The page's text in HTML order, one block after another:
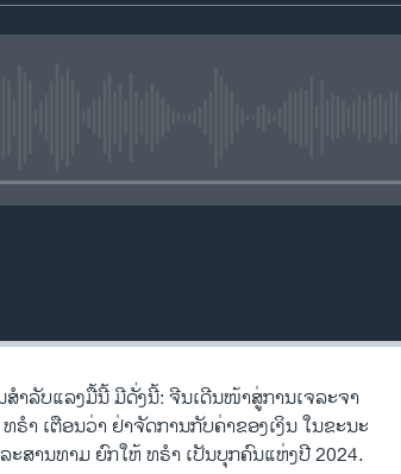
າລັບແລງມື້ນີ້ ມີດັ່ງນີ້: ຈີນເດີນໜ້າສູ່ການເຈລະຈາ
າ ເຕືອນວ່າ ຢ່າຈັດການກັບຄ່າຂອງເງິນ ໃນຂະນະ
ະສານທາມ ຍົກໃຫ້ ທຣໍາ ເປັນບຸກຄົນແຫ່ງປີ 2024.